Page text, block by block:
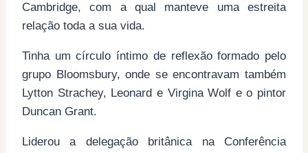
Cambridge, com a qual manteve uma estreita
relação toda a sua vida.
Tinha um círculo íntimo de reflexão formado pelo
grupo Bloomsbury, onde se encontravam também
Lytton Strachey, Leonard e Virgina Wolf e o pintor
Duncan Grant.
Liderou a delegação britânica na Conferência